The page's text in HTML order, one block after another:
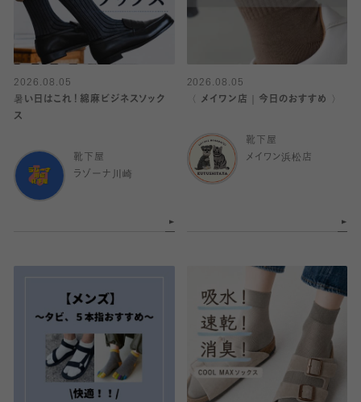
2026.08.05
暑い日はこれ！綿麻ビジネスソック
ス
靴下屋
ラゾーナ川崎
2026.08.05
〈 メイワン店｜今日のおすすめ 〉
靴下屋
メイワン浜松店